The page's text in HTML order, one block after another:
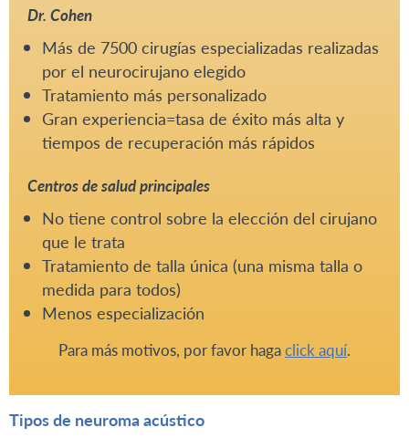
Dr. Cohen
Más de 7500 cirugías especializadas realizadas
por el neurocirujano elegido
Tratamiento más personalizado
Gran experiencia=tasa de éxito más alta y
tiempos de recuperación más rápidos
Centros de salud principales
No tiene control sobre la elección del cirujano
que le trata
Tratamiento de talla única (una misma talla o
medida para todos)
Menos especialización
Para más motivos, por favor hagaclick aquí.
Tipos de neuroma acústico